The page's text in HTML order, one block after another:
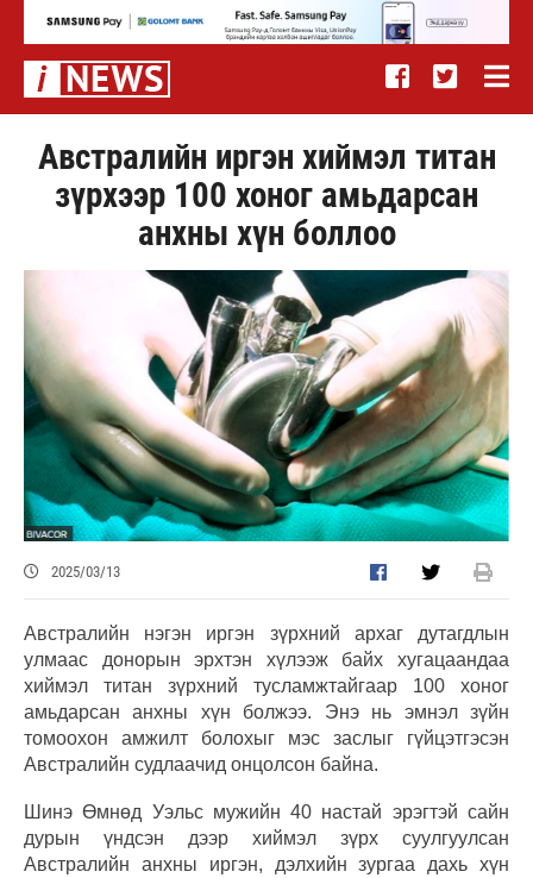
Австралийн иргэн хиймэл титан
зүрхээр 100 хоног амьдарсан
анхны хүн боллоо
2025/03/13
Австралийн нэгэн иргэн зүрхний архаг дутагдлын
улмаас донорын эрхтэн хүлээж байх хугацаандаа
хиймэл титан зүрхний тусламжтайгаар 100 хоног
амьдарсан анхны хүн болжээ. Энэ нь эмнэл зүйн
томоохон амжилт болохыг мэс заслыг гүйцэтгэсэн
Австралийн судлаачид онцолсон байна.
Шинэ Өмнөд Уэльс мужийн 40 настай эрэгтэй сайн
дурын үндсэн дээр хиймэл зүрх суулгуулсан
Австралийн анхны иргэн, дэлхийн зургаа дахь хүн